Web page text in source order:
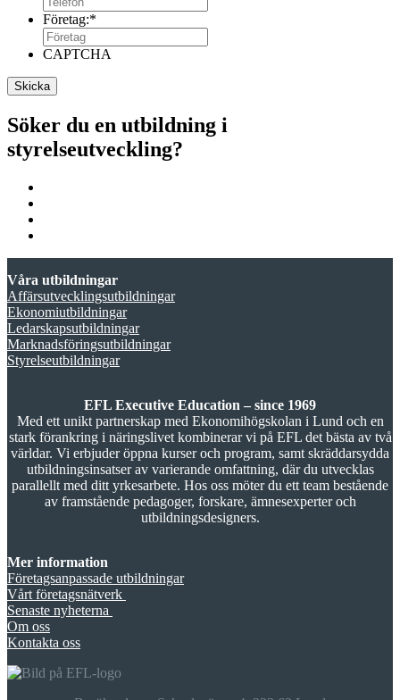
Företag:*
CAPTCHA
Söker du en utbildning i
styrelseutveckling?
Våra utbildningar
Affärsutvecklingsutbildningar
Ekonomiutbildningar
Ledarskapsutbildningar
Marknadsföringsutbildningar
Styrelseutbildningar
EFL Executive Education – since 1969
Med ett unikt partnerskap med Ekonomihögskolan i Lund och en
stark förankring i näringslivet kombinerar vi på EFL det bästa av två
världar. Vi erbjuder öppna kurser och program, samt skräddarsydda
utbildningsinsatser av varierande omfattning, där du utvecklas
parallellt med ditt yrkesarbete. Hos oss möter du ett team bestående
av framstående pedagoger, forskare, ämnesexperter och
utbildningsdesigners.
Mer information
Företagsanpassade utbildningar
Vårt företagsnätverk
Senaste nyheterna
Om oss
Kontakta oss